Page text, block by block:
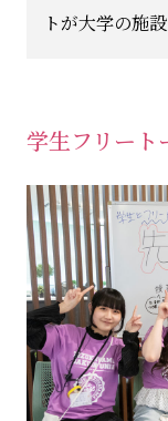
トが大学の施
学生フリート